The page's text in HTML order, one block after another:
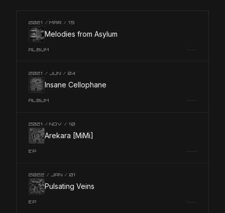
2021 / MAR / 15
Melodies from Asylum
ALBUM
2021 / JUN / 04
Insane Cellophane
ALBUM
2021 / NOV / 10
Arekara [MiMi]
EP
2022 / JAN / 01
Pulsating Veins
EP